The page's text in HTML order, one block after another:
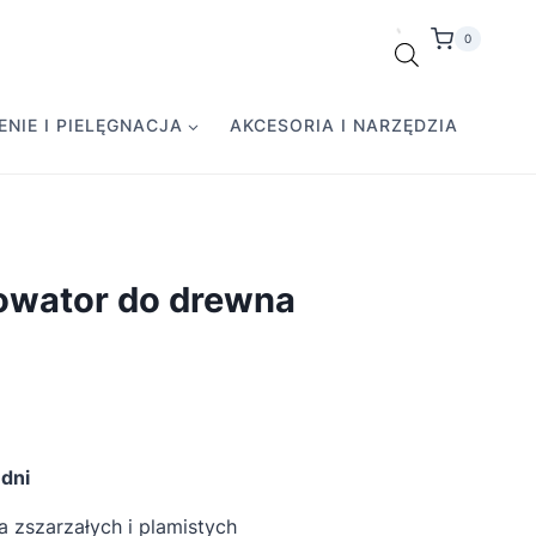
0
I PIELĘGNACJA AKCESORIA I NARZĘDZIA
do drewna
zszarzałych i plamistych